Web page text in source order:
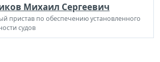
Михаил Сергеевич
пристав по обеспечению установленного
судов